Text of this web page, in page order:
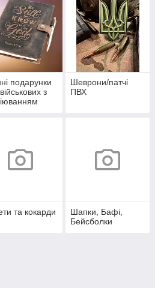
подарунки
з
Шеврони/патчі
ПВХ
та кокарди
Шапки, Бафі,
Бейсболки